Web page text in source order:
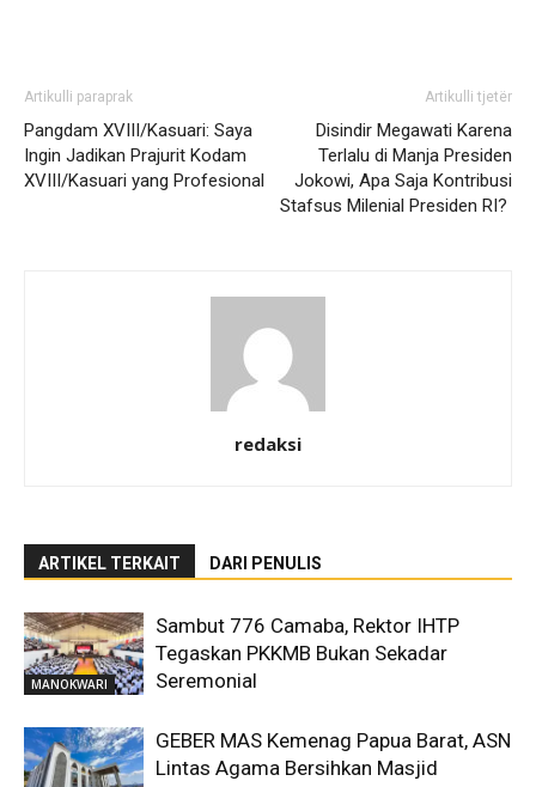
Artikulli paraprak
Pangdam XVIII/Kasuari: Saya
Ingin Jadikan Prajurit Kodam
XVIII/Kasuari yang Profesional
Artikulli tjetër
Disindir Megawati Karena
Terlalu di Manja Presiden
Jokowi, Apa Saja Kontribusi
Stafsus Milenial Presiden RI?
redaksi
ARTIKEL TERKAIT DARI PENULIS
MANOKWARI
Sambut 776 Camaba, Rektor IHTP
Tegaskan PKKMB Bukan Sekadar
Seremonial
GEBER MAS Kemenag Papua Barat, ASN
Lintas Agama Bersihkan Masjid